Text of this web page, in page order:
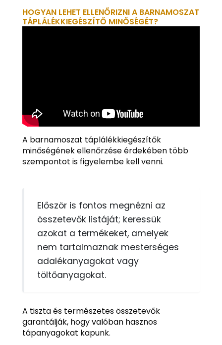
HOGYAN LEHET ELLENŐRIZNI A BARNAMOSZAT
TÁPLÁLÉKKIEGÉSZÍTŐ MINŐSÉGÉT?
A barnamoszat táplálékkiegészítők
minőségének ellenőrzése érdekében több
szempontot is figyelembe kell venni.
Először is fontos megnézni az
összetevők listáját; keressük
azokat a termékeket, amelyek
nem tartalmaznak mesterséges
adalékanyagokat vagy
töltőanyagokat.
A tiszta és természetes összetevők
garantálják, hogy valóban hasznos
tápanyagokat kapunk.